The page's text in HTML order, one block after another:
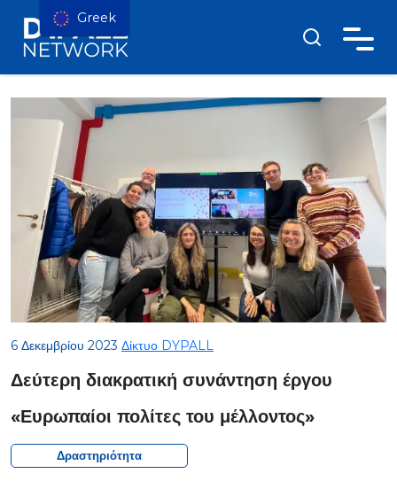
6 Δεκεμβρίου 2023 Δίκτυο DYPALL
Δεύτερη διακρατική συνάντηση έργου
«Ευρωπαίοι πολίτες του μέλλοντος»
Δραστηριότητα
Greek